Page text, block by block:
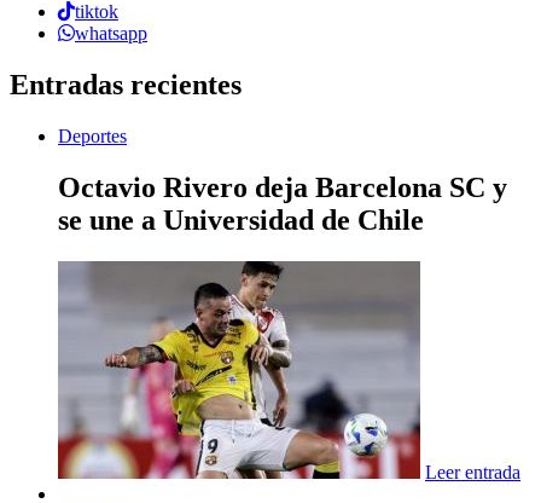
tiktok
whatsapp
Entradas recientes
Deportes
Octavio Rivero deja Barcelona SC y
se une a Universidad de Chile
Leer entrada